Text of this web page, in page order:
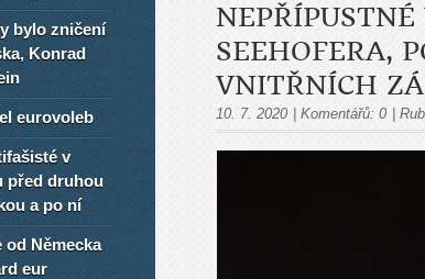
SEEHOFERA,
VNITŘNÍCH
10. 7. 2020 Komentářů: 0
bylo zničení
Konrad
eurovoleb
v
před druhou
a po ní
od Německa
eur